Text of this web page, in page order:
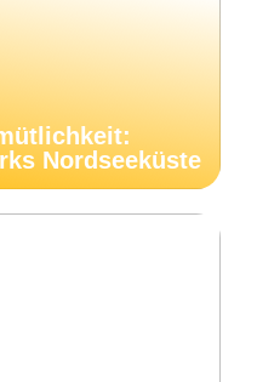
Nordseeküste